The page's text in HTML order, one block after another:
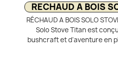
RECHAUD A BOIS
RÉCHAUD A BOIS SOLO
Solo Stove Titan est
bushcraft et d’aventure en